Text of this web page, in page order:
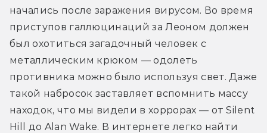
начались после заражения вирусом. Во время
приступов галлюцинаций за Леоном должен
был охотиться загадочный человек с
металлическим крюком — одолеть
противника можно было используя свет. Даже
такой набросок заставляет вспомнить массу
находок, что мы видели в хоррорах — от Silent
Hill до Alan Wake. В интернете легко найти